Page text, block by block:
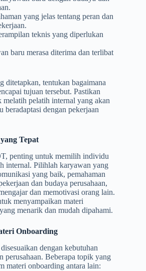
yang jelas tentang peran dan
teknis yang diperlukan
baru merasa diterima dan terlibat
ditetapkan, tentukan bagaimana
tujuan tersebut. Pastikan
pelatih internal yang akan
beradaptasi dengan pekerjaan
Tepat
penting untuk memilih individu
internal. Pilihlah karyawan yang
yang baik, pemahaman
dan budaya perusahaan,
dan memotivasi orang lain.
menyampaikan materi
menarik dan mudah dipahami.
Onboarding
dengan kebutuhan
perusahaan. Beberapa topik yang
materi onboarding antara lain: